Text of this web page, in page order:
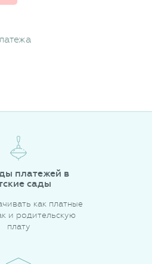
платежей в
сады
как платные
и родительскую
плату